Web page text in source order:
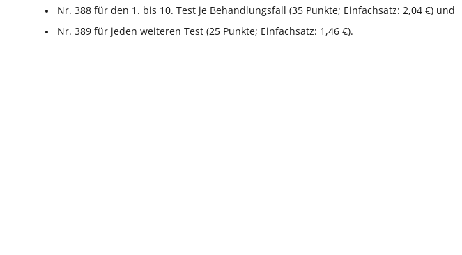
Nr. 388 für den 1. bis 10. Test je Behandlungsfall (35 Punkte; Einfachsatz: 2,04 €) und
Nr. 389 für jeden weiteren Test (25 Punkte; Einfachsatz: 1,46 €).